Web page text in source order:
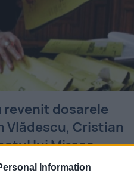
Information
revenit dosarele
Vlădescu, Cristian
lui Mircea
„Mita de la